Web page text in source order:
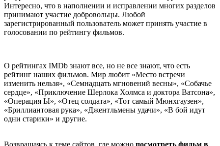
Интересно, что в наполнении и исправлении многих разделов
принимают участие добровольцы. Любой
зарегистрированный пользователь может принять участие в
голосовании по рейтингу фильмов.
О рейтингах IMDb знают все, но не все знают, что есть
рейтинг наших фильмов. Мир любит «Место встречи
изменить нельзя», «Семнадцать мгновений весны», «Собачье
сердце», «Приключение Шерлока Холмса и доктора Ватсона»,
«Операция Ы», «Отец солдата», «Тот самый Мюнхгаузен»,
«Бриллиантовая рука», «Джентльмены удачи», «В бой идут
одни старики» и другие.